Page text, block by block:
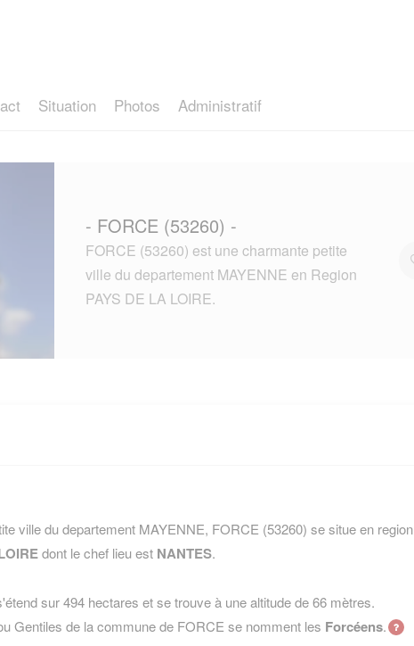
Situation Photos Administratif
- FORCE (53260) -
FORCE (53260) est une charmante petite
ville du departement MAYENNE en Region
PAYS DE LA LOIRE.
ville du departement MAYENNE, FORCE (53260) se situe en region
dont le chef lieu est NANTES.
sur 494 hectares et se trouve à une altitude de 66 mètres.
Gentiles de la commune de FORCE se nomment les Forcéens.